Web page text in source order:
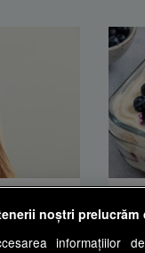
noștri prelucrăm
informațiilor